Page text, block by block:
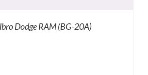
Dodge RAM (BG-20A)